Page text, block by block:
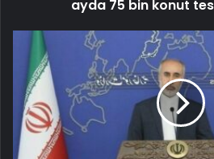
ayda 75 bin konut